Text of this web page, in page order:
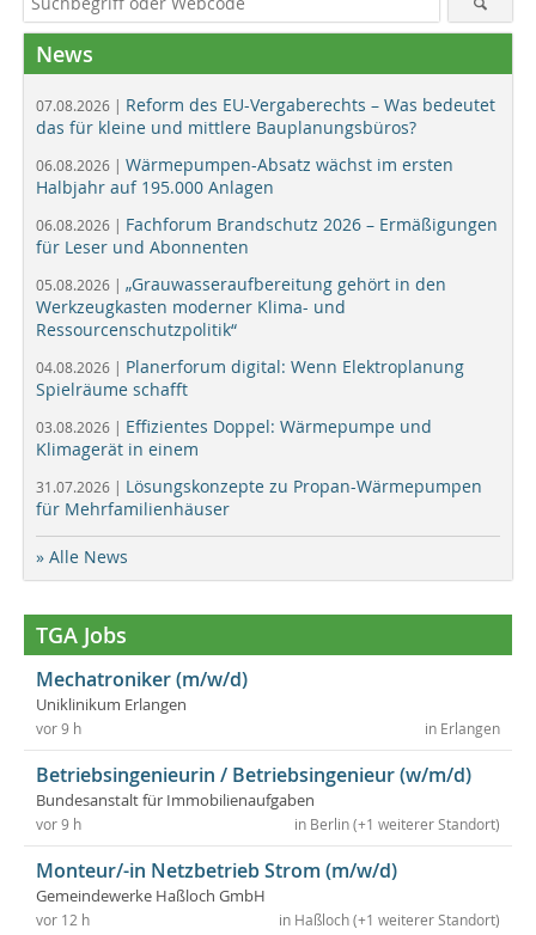
News
07.08.2026 | Reform des EU-Vergaberechts – Was bedeutet
das für kleine und mittlere Bauplanungsbüros?
06.08.2026 | Wärmepumpen-Absatz wächst im ersten
Halbjahr auf 195.000 Anlagen
06.08.2026 | Fachforum Brandschutz 2026 – Ermäßigungen
für Leser und Abonnenten
05.08.2026 | „Grauwasseraufbereitung gehört in den
Werkzeugkasten moderner Klima- und
Ressourcenschutzpolitik“
04.08.2026 | Planerforum digital: Wenn Elektroplanung
Spielräume schafft
03.08.2026 | Effizientes Doppel: Wärmepumpe und
Klimagerät in einem
31.07.2026 | Lösungskonzepte zu Propan-Wärmepumpen
für Mehrfamilienhäuser
» Alle News
TGA Jobs
Mechatroniker (m/w/d)
Uniklinikum Erlangen
in Erlangen
vor 9 h
Betriebsingenieurin / Betriebsingenieur (w/m/d)
Bundesanstalt für Immobilienaufgaben
in Berlin (+1 weiterer Standort)
vor 9 h
Monteur/-in Netzbetrieb Strom (m/w/d)
Gemeindewerke Haßloch GmbH
in Haßloch (+1 weiterer Standort)
vor 12 h